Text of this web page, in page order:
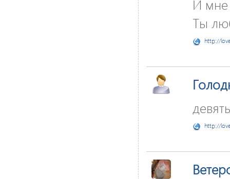
И мне
Ты
http://
http://